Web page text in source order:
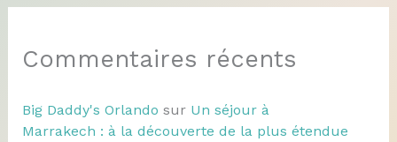
Commentaires récents
Big Daddy's Orlando sur Un séjour à
Marrakech : à la découverte de la plus étendue